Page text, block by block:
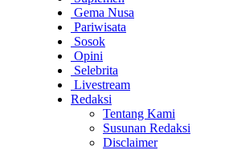
Gema Nusa
Pariwisata
Sosok
Opini
Selebrita
Livestream
Redaksi
Tentang Kami
Susunan Redaksi
Disclaimer